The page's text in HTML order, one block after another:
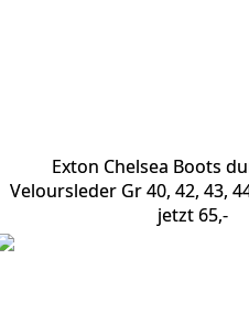
Exton Chelsea Boots
Veloursleder Gr 40, 42, 43,
jetzt 65,-